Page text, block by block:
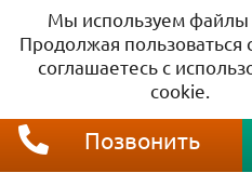
Гарантия от
Материал
Штанга карнизаПозвонить
Мы используем файлы
Продолжая пользоваться
соглашаетесь с
cookie.